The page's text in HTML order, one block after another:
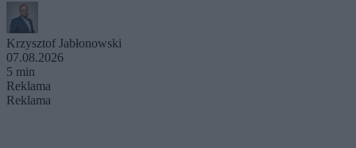
Krzysztof Jabłonowski
07.08.2026
5 min
Reklama
Reklama